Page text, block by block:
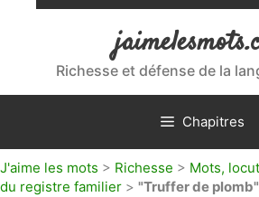
Richesse et défense de la
Chapitres
J'aime les mots > Richesse > Mots,
du registre familier > "Truffer de